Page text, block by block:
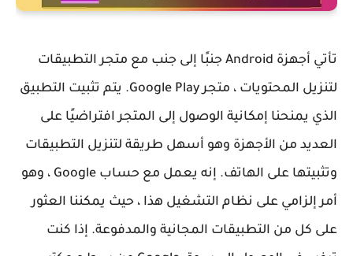
تأتي أجهزة Android جنبًا إلى جنب مع متجر التطبيقات
لتنزيل المحتويات ، متجر Google Play. يتم تثبيت التطبيق
الذي يمنحنا إمكانية الوصول إلى المتجر افتراضيًا على
العديد من الأجهزة وهو أسهل طريقة لتنزيل التطبيقات
وتثبيتها على الهاتف. إنه يعمل مع حساب Google ، وهو
أمر إلزامي على نظام التشغيل هذا ، حيث يمكننا العثور
على كل من التطبيقات المجانية والمدفوعة. إذا كنت